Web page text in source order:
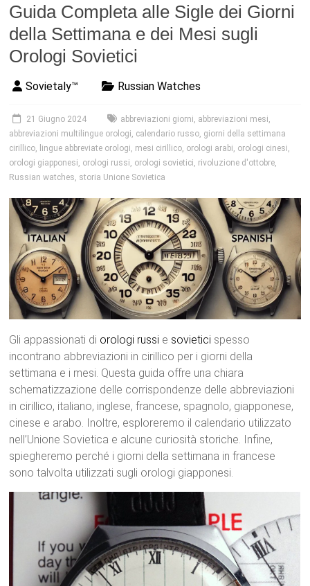
Guida Completa alle Sigle dei Giorni
della Settimana e dei Mesi sugli
Orologi Sovietici
Sovietaly™ Russian Watches
21 Giugno 2024 abbreviazioni giorni, abbreviazioni mesi,
abbreviazioni multilingue orologi, calendario russo, giorni della settimana
cirillico, lingue abbreviate orologi, mesi cirillico, orologi arabi, orologi cinesi,
orologi giapponesi, orologi russi, orologi sovietici, rivoluzione d'ottobre,
Russian watches, storia Unione Sovietica
Gli appassionati di orologi russi e sovietici spesso
incontrano abbreviazioni in cirillico per i giorni della
settimana e i mesi. Questa guida offre una chiara
schematizzazione delle corrispondenze delle abbreviazioni
in cirillico, italiano, inglese, francese, spagnolo, giapponese,
cinese e arabo. Inoltre, esploreremo il calendario utilizzato
nell’Unione Sovietica e alcune curiosità storiche. Infine,
spiegheremo perché i giorni della settimana in francese
sono talvolta utilizzati sugli orologi giapponesi.